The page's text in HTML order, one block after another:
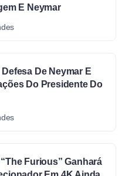
E Neymar
De Neymar E
Do Presidente Do
Furious” Ganhará